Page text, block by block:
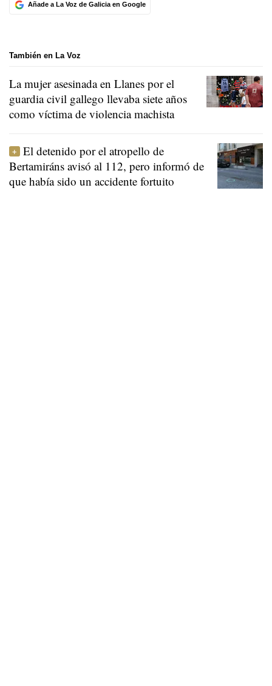
Añade a La Voz de Galicia en Google
También en La Voz
La mujer asesinada en Llanes por el
guardia civil gallego llevaba siete años
como víctima de violencia machista
El detenido por el atropello de
Bertamiráns avisó al 112, pero informó de
que había sido un accidente fortuito